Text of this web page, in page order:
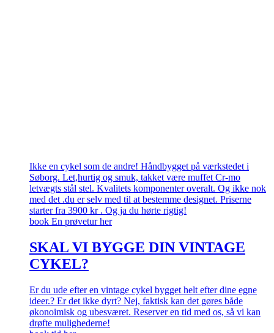
Ikke en cykel som de andre! Håndbygget på værkstedet i
Søborg. Let,hurtig og smuk, takket være muffet Cr-mo
letvægts stål stel. Kvalitets komponenter overalt. Og ikke nok
med det .du er selv med til at bestemme designet. Priserne
starter fra 3900 kr . Og ja du hørte rigtig!
book En prøvetur her
SKAL VI BYGGE DIN VINTAGE
CYKEL?
Er du ude efter en vintage cykel bygget helt efter dine egne
ideer.? Er det ikke dyrt? Nej, faktisk kan det gøres både
økonoimisk og ubesværet. Reserver en tid med os, så vi kan
drøfte mulighederne!